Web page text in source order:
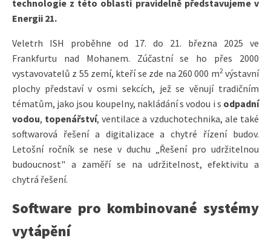
technologie z této oblasti pravidelně představujeme v
Energii 21.
Veletrh ISH proběhne od 17. do 21. března 2025 ve
Frankfurtu nad Mohanem. Zúčastní se ho přes 2000
vystavovatelů z 55 zemí, kteří se zde na 260 000 m2výstavní
plochy představí v osmi sekcích, jež se věnují tradičním
tématům, jako jsou koupelny, nakládání s vodou i s odpadní
vodou, topenářství, ventilace a vzduchotechnika, ale také
softwarová řešení a digitalizace a chytré řízení budov.
Letošní ročník se nese v duchu „Řešení pro udržitelnou
budoucnost" a zaměří se na udržitelnost, efektivitu a
chytrá řešení.
Software pro kombinované systémy
vytápění